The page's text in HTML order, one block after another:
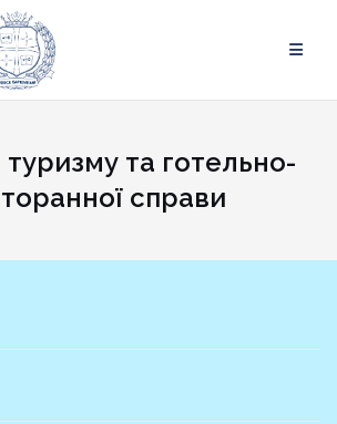
та готельно-
справи